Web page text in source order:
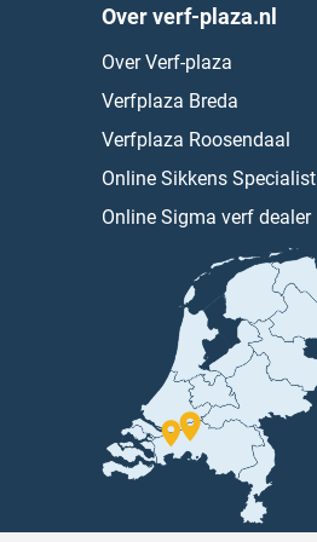
Over verf-plaza.nl
Over Verf-plaza
Verfplaza Breda
Verfplaza Roosendaal
Online Sikkens Specialist
Online Sigma verf dealer